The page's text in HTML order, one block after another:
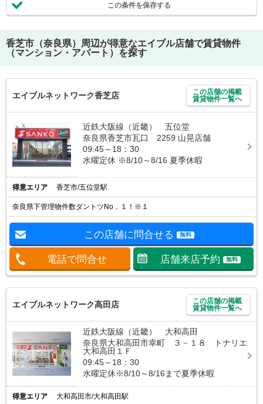
この条件を保存する
香芝市（奈良県）
周辺が得意なエイブル店舗で賃貸物件
（マンション・アパート）を探す
エイブルネットワーク香芝店
この店舗の掲載
賃貸物件一覧へ
近鉄大阪線（近畿） 五位堂
奈良県香芝市瓦口 2259 山晃店舗
09:45～18：30
水曜定休 ※8/10～8/16 夏季休暇
得意エリア 香芝市/五位堂駅
奈良県下管理物件数ダントツNo．１！※１
この店舗に問合せる 無料
電話で問合せ 店舗来店予約 無料
エイブルネットワーク高田店
この店舗の掲載
賃貸物件一覧へ
近鉄大阪線（近畿） 大和高田
奈良県大和高田市幸町 ３－１８ トナリエ
大和高田１Ｆ
09:45～18：30
水曜定休※8/10～8/16まで夏季休暇
得意エリア 大和高田市/大和高田駅